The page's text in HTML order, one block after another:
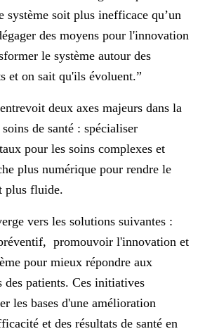
système soit plus inefficace qu’un
des moyens pour l'innovation
le système autour des
et on sait qu'ils évoluent.”
deux axes majeurs dans la
de santé : spécialiser
pour les soins complexes et
plus numérique pour rendre le
plus fluide.
vers les solutions suivantes :
promouvoir l'innovation et
pour mieux répondre aux
des patients. Ces initiatives
les bases d'une amélioration
et des résultats de santé en